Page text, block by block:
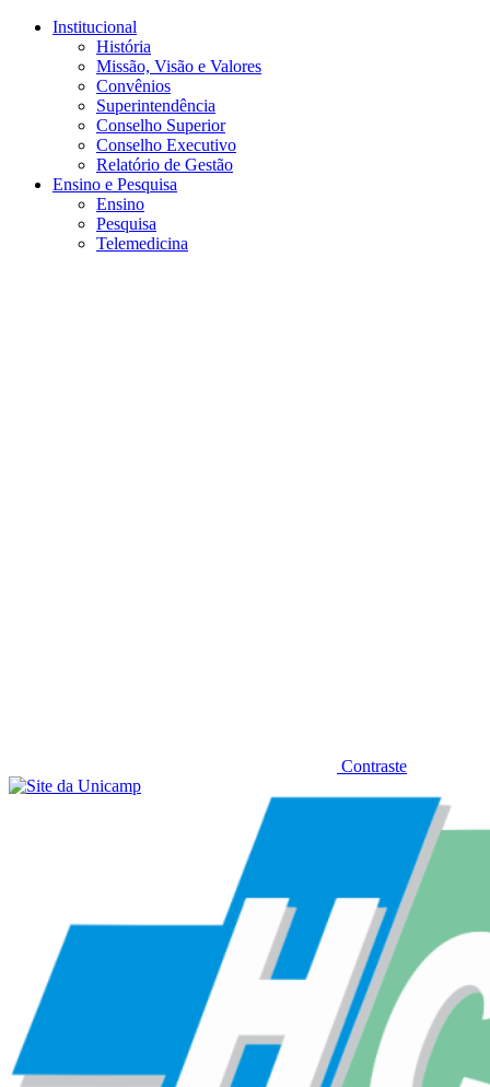
Conteúdo principal
Institucional
História
Missão, Visão e Valores
Convênios
Superintendência
Conselho Superior
Conselho Executivo
Relatório de Gestão
Ensino e Pesquisa
Ensino
Pesquisa
Telemedicina
Contraste